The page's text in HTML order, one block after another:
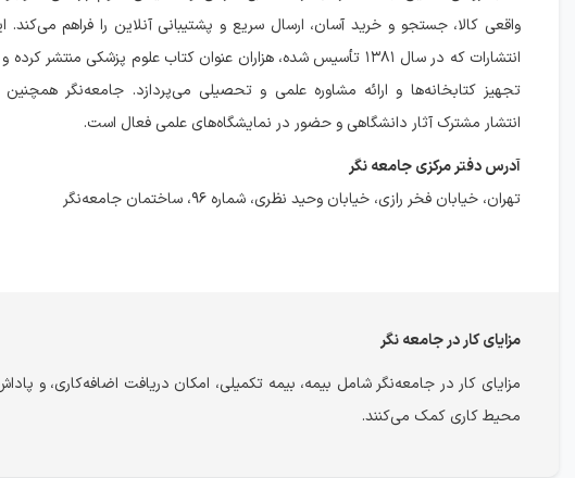
واقعی کالا، جستجو و خرید آسان، ارسال سریع و پشتیبانی آنلاین را فراهم می‌کند.
انتشارات که در سال ۱۳۸۱ تأسیس شده، هزاران عنوان کتاب علوم پزشکی منتشر کرده
تجهیز کتابخانه‌ها و ارائه مشاوره علمی و تحصیلی می‌پردازد. جامعه‌نگر همچنین
انتشار مشترک آثار دانشگاهی و حضور در نمایشگاه‌های علمی فعال است.
آدرس دفتر مرکزی جامعه نگر
تهران، خیابان فخر رازی، خیابان وحید نظری، شماره ۹۶، ساختمان جامعه‌نگر
مزایای کار در جامعه نگر
مزایای کار در جامعه‌نگر شامل بیمه، بیمه تکمیلی، امکان دریافت اضافه‌کاری، و
محیط کاری کمک می‌کنند.